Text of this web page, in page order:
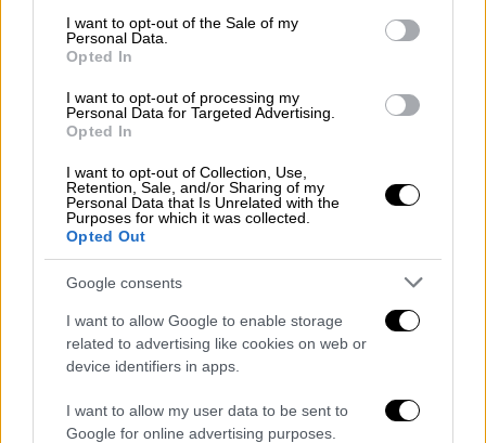
consent section.
I want to opt-out of the Sale of my
Personal Data.
Opted In
I want to opt-out of processing my
Personal Data for Targeted Advertising.
Opted In
I want to opt-out of Collection, Use,
Retention, Sale, and/or Sharing of my
Personal Data that Is Unrelated with the
Purposes for which it was collected.
Opted Out
Google consents
I want to allow Google to enable storage
related to advertising like cookies on web or
device identifiers in apps.
I want to allow my user data to be sent to
Google for online advertising purposes.
σταθερότητας και της ευημερίας και έχουν
τη δυνατότητα από τον Κόλπο να
επεκταθούν στην περιοχή του Ινδο-
Ειρηνικού, υπογράμμισε. Υπογραμμίζοντας
τη σημασία των συνεργασιών αυτών, είπε
αντιμετώπιση των περιφερειακών
προκλήσεων, η ανταλλαγή απόψεων και η
ανάληψη κοινών δράσεων για την
αντιμετώπιση παγκόσμιων προκλήσεων,
όπως η αντιμετώπιση της πανδημίας του
κορονοϊού, των επιπτώσεων της κλιματικής
αλλαγής, η περιβαλλοντική υποβάθμιση και η
λειψυδρία.
Στο σημείο αυτό, ο Νίκος Δένδιας